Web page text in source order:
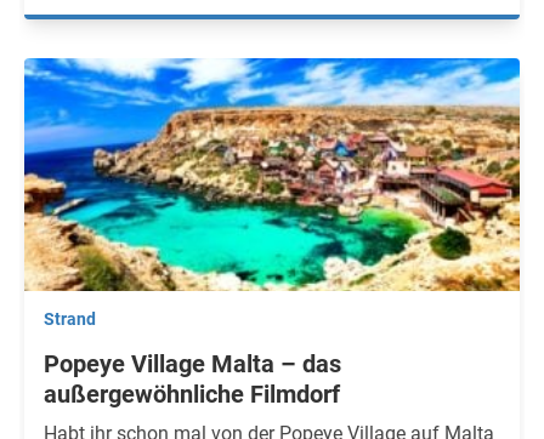
Strand
Popeye Village Malta – das
außergewöhnliche Filmdorf
Habt ihr schon mal von der Popeye Village auf Malta